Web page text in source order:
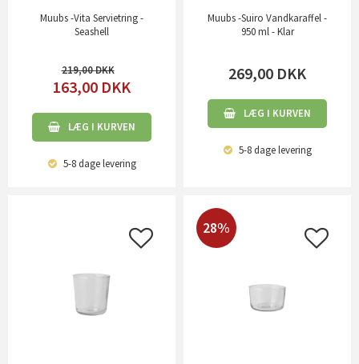
Muubs -Vita Servietring -
Seashell
219,00
163,00 DKK
LÆG I KURVEN
5-8 dagelevering
Muubs -Suiro Vandkaraffel -
950 ml - Klar
269,00 DKK
LÆG I KURVEN
5-8 dagelevering
28%